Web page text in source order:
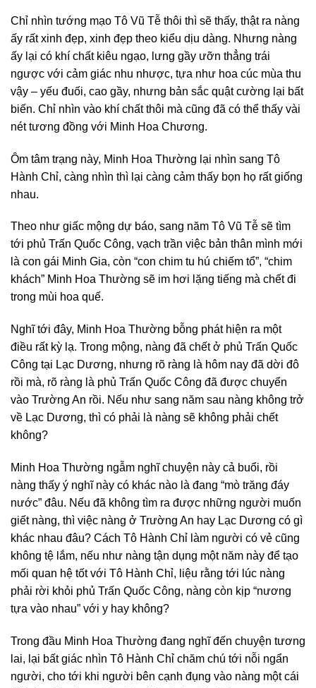
Chỉ nhìn tướng mạo Tô Vũ Tễ thôi thì sẽ thấy, thật ra nàng
ấy rất xinh đẹp, xinh đẹp theo kiểu dịu dàng. Nhưng nàng
ấy lại có khí chất kiêu ngạo, lưng gầy ưỡn thẳng trái
ngược với cảm giác nhu nhược, tựa như hoa cúc mùa thu
vậy – yếu đuối, cao gầy, nhưng bản sắc quật cường lại bất
biến. Chỉ nhìn vào khí chất thôi mà cũng đã có thể thấy vài
nét tương đồng với Minh Hoa Chương.
Ôm tâm trạng này, Minh Hoa Thường lại nhìn sang Tô
Hành Chỉ, càng nhìn thì lại càng cảm thấy bọn họ rất giống
nhau.
Theo như giấc mộng dự báo, sang năm Tô Vũ Tễ sẽ tìm
tới phủ Trấn Quốc Công, vạch trần việc bản thân mình mới
là con gái Minh Gia, còn “con chim tu hú chiếm tổ”, “chim
khách” Minh Hoa Thường sẽ im hơi lặng tiếng mà chết đi
trong mùi hoa quế.
Nghĩ tới đây, Minh Hoa Thường bỗng phát hiện ra một
điều rất kỳ lạ. Trong mộng, nàng đã chết ở phủ Trấn Quốc
Công tại Lạc Dương, nhưng rõ ràng là hôm nay đã dời đô
rồi mà, rõ ràng là phủ Trấn Quốc Công đã được chuyển
vào Trường An rồi. Nếu như sang năm sau nàng không trở
về Lạc Dương, thì có phải là nàng sẽ không phải chết
không?
Minh Hoa Thường ngẫm nghĩ chuyện này cả buổi, rồi
nàng thấy ý nghĩ này có khác nào là đang “mò trăng đáy
nước” đâu. Nếu đã không tìm ra được những người muốn
giết nàng, thì việc nàng ở Trường An hay Lạc Dương có gì
khác nhau đâu? Cách Tô Hành Chỉ làm người có vẻ cũng
không tệ lắm, nếu như nàng tận dụng một năm này để tạo
mối quan hệ tốt với Tô Hành Chỉ, liệu rằng tới lúc nàng
phải rời khỏi phủ Trấn Quốc Công, nàng còn kịp “nương
tựa vào nhau” với y hay không?
Trong đầu Minh Hoa Thường đang nghĩ đến chuyện tương
lai, lại bất giác nhìn Tô Hành Chỉ chăm chú tới nỗi ngẩn
người, cho tới khi người bên cạnh đụng vào nàng một cái